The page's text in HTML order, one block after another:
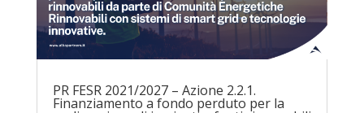
PR FESR 2021/2027 – Azione 2.2.1.
Finanziamento a fondo perduto per la